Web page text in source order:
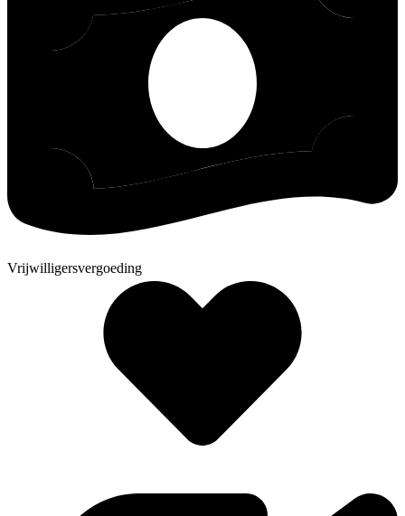
Vrijwilligersvergoeding